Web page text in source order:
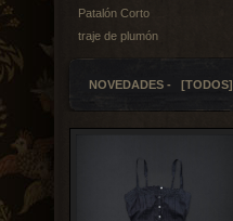
Patalón Corto
traje de plumón
NOVEDADES - [TODOS]